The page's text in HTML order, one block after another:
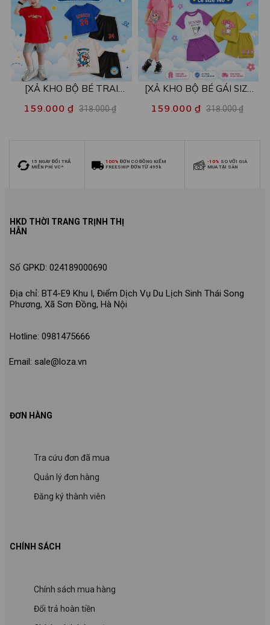
[XẢ KHO BỘ BÉ TRAI
nhiều mẫu - Quần áo bé trai
159.000 ₫ 318.000 ₫
[XẢ KHO BỘ BÉ GÁI SIZE
mẫu - Quần áo bé gái từ 26-
159.000 ₫ 318.000 ₫
15 NGÀY ĐỔI TRẢ
MIỄN PHÍ VC*
100% ĐƠN CÓ ĐỒNG KIỂM
FREESHIP ĐƠN TỪ 495k
-10% SO VỚI GIÁ
MUA TẠI SÀN
CHÍNH SÁCH
Chính sách mua hàng
Đổi trả hoàn tiền
HKD THỜI TRANG TRỊNH THỊ
HÂN
Số GPKD: 024189000690
Địa chỉ: BT4-E9 Khu I, Điểm Dịch Vụ Du Lịch Sinh Thái Song
Phương, Xã Sơn Đồng, Hà Nội
Hotline: 0981475666
Email: sale@loza.vn
ĐƠN HÀNG
Tra cứu đơn đã mua
Quản lý đơn hàng
Đăng ký thành viên